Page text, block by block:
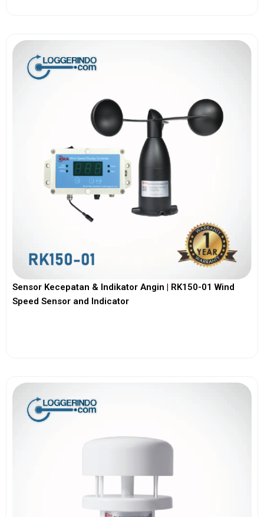
Sensor Kecepatan & Indikator Angin | RK150-01 Wind
Speed Sensor and Indicator